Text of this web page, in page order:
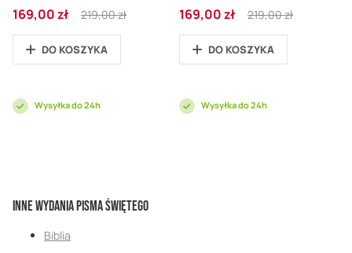
Cena
promocyjna
169,00 zł
Regular
Price
219,00 zł
DO KOSZYKA
Wysyłka do 24h
Cena
promocyjna
169,00 zł
Regular
Price
219,00 zł
DO KOSZYKA
Wysyłka do 24h
Inne wydania Pisma Świętego
Biblia